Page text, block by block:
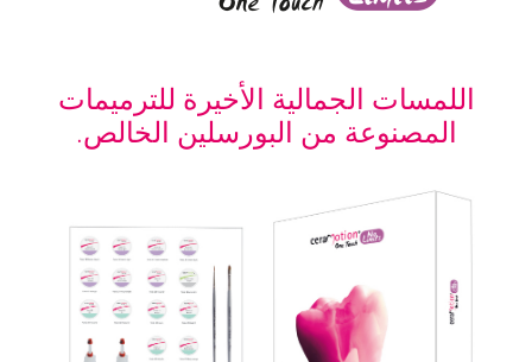
اللمسات الجمالية الأخيرة للترميمات
المصنوعة من البورسلين الخالص.